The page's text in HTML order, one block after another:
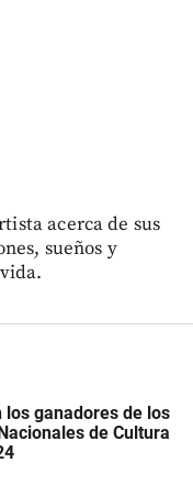
acerca de sus
sueños y
los ganadores de los
de Cultura